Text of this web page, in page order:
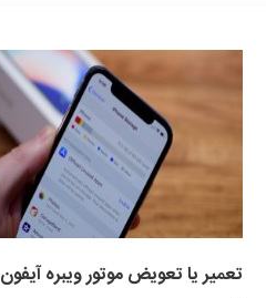
تعمیر یا تعویض موتور ویبره آیفون